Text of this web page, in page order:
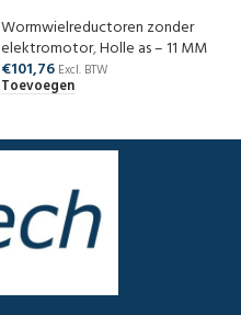
Wormwielreductoren zonder
elektromotor,Holle as – 11 MM
€101,76 Excl. BTW
Toevoegen